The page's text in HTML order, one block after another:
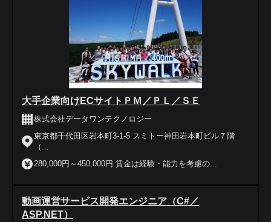
大手企業向けECサイトＰＭ／ＰＬ／ＳＥ
株式会社データワンテクノロジー
東京都千代田区岩本町3-1-5 スミトー神田岩本町ビル７階
（...
280,000円～450,000円 賃金は経験・能力を考慮の...
動画運営サービス開発エンジニア（C#／
ASP.NET）